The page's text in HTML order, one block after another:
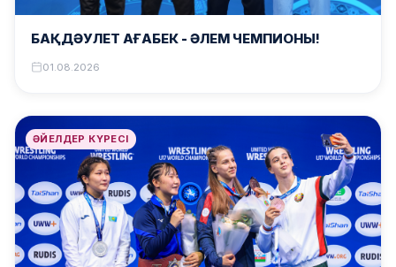
БАҚДӘУЛЕТ АҒАБЕК – ӘЛЕМ ЧЕМПИОНЫ!
01.08.2026
ӘЙЕЛДЕР КҮРЕСІ